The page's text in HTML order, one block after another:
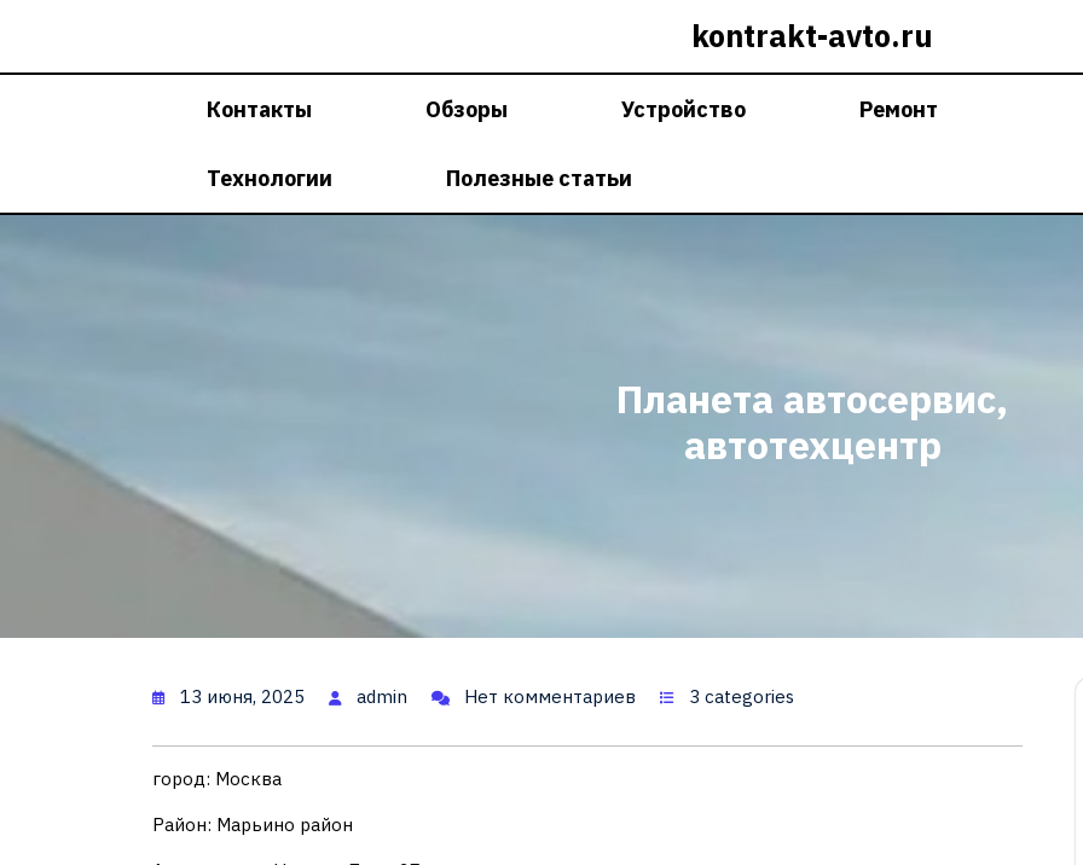
kontrakt-avto.ru
Контакты Обзоры Устройство Ремонт
Технологии Полезные статьи
Планета автосервис,
автотехцентр
13 июня, 2025 admin Нет комментариев 3 categories
город: Москва
Район: Марьино район